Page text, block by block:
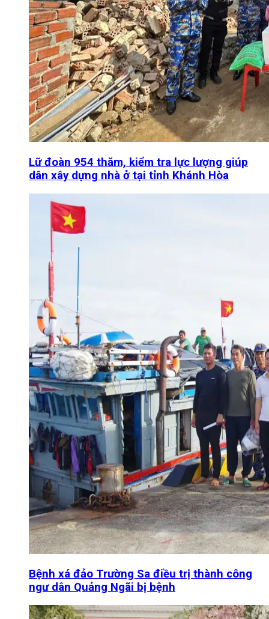
Lữ đoàn 954 thăm, kiểm tra lực lượng giúp
dân xây dựng nhà ở tại tỉnh Khánh Hòa
Bệnh xá đảo Trường Sa điều trị thành công
ngư dân Quảng Ngãi bị bệnh